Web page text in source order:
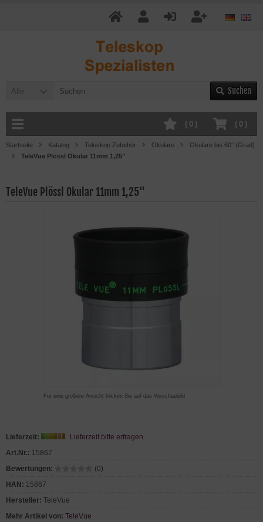
Alle Suchen
( 0 )
( 0 )
Startseite Katalog Teleskop Zubehör Okulare
Okulare bis 60° (Grad)
TeleVue Plössl Okular 11mm 1,25"
TeleVue Plössl Okular 11mm 1,25"
Für eine größere Ansicht klicken Sie auf das Vorschaubild
Lieferzeit:
Lieferzeit bitte erfragen
Art.Nr.: 15867
Bewertungen:
(0)
HAN: 15867
Hersteller: TeleVue
Mehr Artikel von: TeleVue